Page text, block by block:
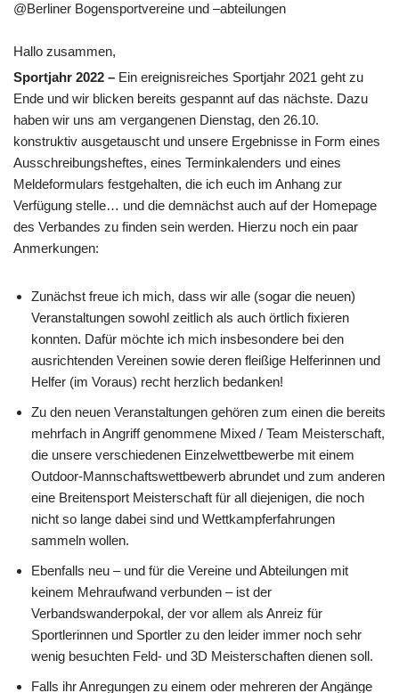
@Berliner Bogensportvereine und –abteilungen
Hallo zusammen,
Sportjahr 2022 – Ein ereignisreiches Sportjahr 2021 geht zu
Ende und wir blicken bereits gespannt auf das nächste. Dazu
haben wir uns am vergangenen Dienstag, den 26.10.
konstruktiv ausgetauscht und unsere Ergebnisse in Form eines
Ausschreibungsheftes, eines Terminkalenders und eines
Meldeformulars festgehalten, die ich euch im Anhang zur
Verfügung stelle… und die demnächst auch auf der Homepage
des Verbandes zu finden sein werden. Hierzu noch ein paar
Anmerkungen:
Zunächst freue ich mich, dass wir alle (sogar die neuen)
Veranstaltungen sowohl zeitlich als auch örtlich fixieren
konnten. Dafür möchte ich mich insbesondere bei den
ausrichtenden Vereinen sowie deren fleißige Helferinnen und
Helfer (im Voraus) recht herzlich bedanken!
Zu den neuen Veranstaltungen gehören zum einen die bereits
mehrfach in Angriff genommene Mixed / Team Meisterschaft,
die unsere verschiedenen Einzelwettbewerbe mit einem
Outdoor-Mannschaftswettbewerb abrundet und zum anderen
eine Breitensport Meisterschaft für all diejenigen, die noch
nicht so lange dabei sind und Wettkampferfahrungen
sammeln wollen.
Ebenfalls neu – und für die Vereine und Abteilungen mit
keinem Mehraufwand verbunden – ist der
Verbandswanderpokal, der vor allem als Anreiz für
Sportlerinnen und Sportler zu den leider immer noch sehr
wenig besuchten Feld- und 3D Meisterschaften dienen soll.
Falls ihr Anregungen zu einem oder mehreren der Angänge